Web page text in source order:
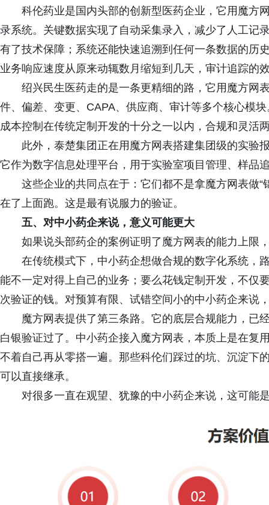
科伦药业是国内头部的创新型医药企业，它用魔方
录系统。关键数据实现了自动采集录入，减少了人工记
有了技术保障；系统还能快速追溯到任何一条数据的历
业务响应速度从原来动辄数月缩短到几天，审计追踪的
绍兴民生医药走的是一条更精细的路，它用魔方网
件、偏差、变更、CAPA、供应商、审计等多个核心模
成本控制在传统定制开发的十分之一以内，合规和灵活
此外，泰楚集团正在用魔方网表搭建集团级的实验
它作为数字信息处理平台，用于实验室项目管理、样品
这些企业的共同点在于：它们都不是拿魔方网表做
在了上面跑。这是最有说服力的验证。
五、对中小药企来说，意义可能更大
如果说头部药企的案例证明了魔方网表的能力上限
在传统模式下，中小药企想做合规的数字化系统，
能不一定对得上自己的业务；要么花钱定制开发，不仅
次验证的钱。对预算有限、试错空间小的中小药企来说
魔方网表提供了第三条路。它的底层合规能力，已
白银验证过了。中小药企接入魔方网表，本质上是在复
不着自己再从零搭一遍。那些科伦们踩过的坑、沉淀下
可以直接继承。
对很多一直在观望、犹豫的中小药企来说，这可能